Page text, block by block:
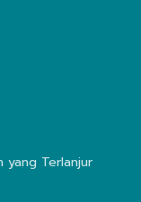
yang Terlanjur